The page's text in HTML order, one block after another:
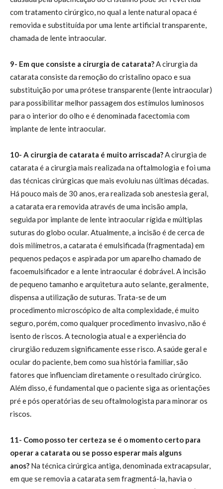
com tratamento cirúrgico, no qual a lente natural opaca é
removida e substituída por uma lente artificial transparente,
chamada de lente intraocular.
9- Em que consiste a cirurgia de catarata?A cirurgia da
catarata consiste da remoção do cristalino opaco e sua
substituição por uma prótese transparente (lente intraocular)
para possibilitar melhor passagem dos estímulos luminosos
para o interior do olho e é denominada facectomia com
implante de lente intraocular.
10- A cirurgia de catarata é muito arriscada?A cirurgia de
catarata é a cirurgia mais realizada na oftalmologia e foi uma
das técnicas cirúrgicas que mais evoluiu nas últimas décadas.
Há pouco mais de 30 anos, era realizada sob anestesia geral,
a catarata era removida através de uma incisão ampla,
seguida por implante de lente intraocular rígida e múltiplas
suturas do globo ocular. Atualmente, a incisão é de cerca de
dois milímetros, a catarata é emulsificada (fragmentada) em
pequenos pedaços e aspirada por um aparelho chamado de
facoemulsificador e a lente intraocular é dobrável. A incisão
de pequeno tamanho e arquitetura auto selante, geralmente,
dispensa a utilização de suturas. Trata-se de um
procedimento microscópico de alta complexidade, é muito
seguro, porém, como qualquer procedimento invasivo, não é
isento de riscos. A tecnologia atual e a experiência do
cirurgião reduzem significamente esse risco. A saúde geral e
ocular do paciente, bem como sua história familiar, são
fatores que influenciam diretamente o resultado cirúrgico.
Além disso, é fundamental que o paciente siga as orientações
pré e pós operatórias de seu oftalmologista para minorar os
riscos.
11- Como posso ter certeza se é o momento certo para
operar a catarata ou se posso esperar mais alguns
anos? Na técnica cirúrgica antiga, denominada extracapsular,
em que se removia a catarata sem fragmentá-la, havia o